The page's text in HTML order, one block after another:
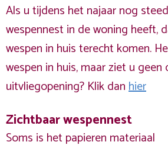
Als u tijdens het najaar nog
wespennest in de woning heeft,
wespen in huis terecht komen.
wespen in huis, maar ziet u geen
uitvliegopening? Klik danhier
Zichtbaar wespennest
Soms is het papieren materiaal